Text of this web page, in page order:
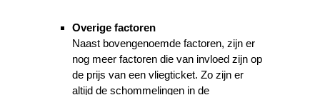
Overige factoren
Naast bovengenoemde factoren, zijn er
nog meer factoren die van invloed zijn op
de prijs van een vliegticket. Zo zijn er
altijd de schommelingen in de